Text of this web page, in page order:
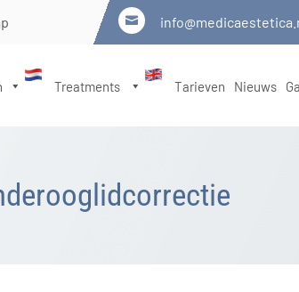

Treatments Tarieven Nieuws